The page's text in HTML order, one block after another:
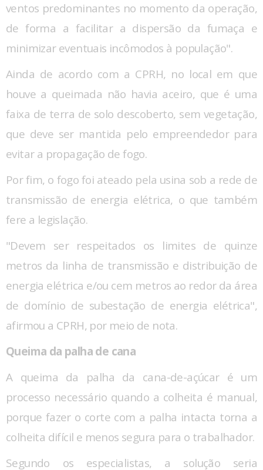
ventos predominantes no momento da operação,
de forma a facilitar a dispersão da fumaça e
minimizar eventuais incômodos à população".
Ainda de acordo com a CPRH, no local em que
houve a queimada não havia aceiro, que é uma
faixa de terra de solo descoberto, sem vegetação,
que deve ser mantida pelo empreendedor para
evitar a propagação de fogo.
Por fim, o fogo foi ateado pela usina sob a rede de
transmissão de energia elétrica, o que também
fere a legislação.
"Devem ser respeitados os limites de quinze
metros da linha de transmissão e distribuição de
energia elétrica e/ou cem metros ao redor da área
de domínio de subestação de energia elétrica",
afirmou a CPRH, por meio de nota.
Queima da palha de cana
A queima da palha da cana-de-açúcar é um
processo necessário quando a colheita é manual,
porque fazer o corte com a palha intacta torna a
colheita difícil e menos segura para o trabalhador.
Segundo os especialistas, a solução seria